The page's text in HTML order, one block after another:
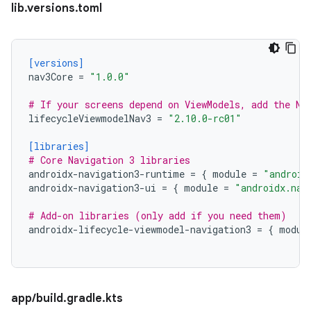
lib.versions.toml
[versions]
nav3Core = "1.0.0"
# If your screens depend on ViewModels, add the
lifecycleViewmodelNav3 = "2.10.0-rc01"
[libraries]
# Core Navigation 3 libraries
androidx-navigation3-runtime = { module =
androidx-navigation3-ui = { module =
# Add-on libraries (only add if you need them)
androidx-lifecycle-viewmodel-navigation3 = {
app/build.gradle.kts